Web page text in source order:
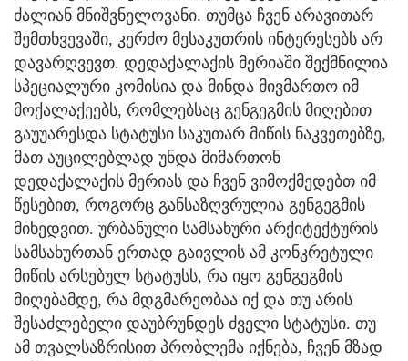
ძალიან მნიშვნელოვანი. თუმცა ჩვენ არავითარ
შემთხვევაში, კერძო მესაკუთრის ინტერესებს არ
დავარღვევთ. დედაქალაქის მერიაში შექმნილია
სპეციალური კომისია და მინდა მივმართო იმ
მოქალაქეებს, რომლებსაც გენგეგმის მიღებით
გაუუარესდა სტატუსი საკუთარ მიწის ნაკვეთებზე,
მათ აუცილებლად უნდა მიმართონ
დედაქალაქის მერიას და ჩვენ ვიმოქმედებთ იმ
წესებით, როგორც განსაზღვრულია გენგეგმის
მიხედვით. ურბანული სამსახური არქიტექტურის
სამსახურთან ერთად გაივლის ამ კონკრეტული
მიწის არსებულ სტატუსს, რა იყო გენგეგმის
მიღებამდე, რა მდგმარეობაა იქ და თუ არის
შესაძლებელი დაუბრუნდეს ძველი სტატუსი. თუ
ამ თვალსაზრისით პრობლემა იქნება, ჩვენ მზად